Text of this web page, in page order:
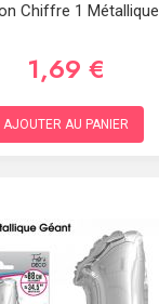
Chiffre 1 Métallique
1,69 €
AJOUTER AU PANIER